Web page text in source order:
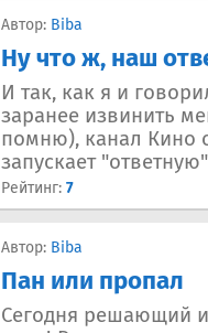
Автор: Biba
Ну что ж, наш
И так, как я и
заранее извинить
помню), канал Кино
запускает
Рейтинг: 7
Автор: Biba
Пан или пропал
Сегодня решающий